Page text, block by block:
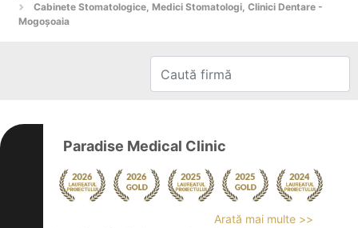
Cabinete Stomatologice, Medici Stomatologi, Clinici Dentare -
Mogoşoaia
Paradise Medical Clinic
Arată mai multe >>